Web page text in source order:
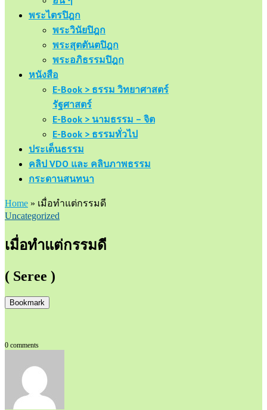
พระไตรปิฎก
พระวินัยปิฎก
พระสุตตันตปิฎก
พระอภิธรรมปิฎก
หนังสือ
E-Book > ธรรม วิทยาศาสตร์
รัฐศาสตร์
E-Book > นามธรรม – จิต
E-Book > ธรรมทั่วไป
ประเด็นธรรม
คลิป VDO และ คลิบภาพธรรม
กระดานสนทนา
Home » เมื่อทำแต่กรรมดี
Uncategorized
เมื่อทำแต่กรรมดี
( Seree )
Bookmark
0 comments